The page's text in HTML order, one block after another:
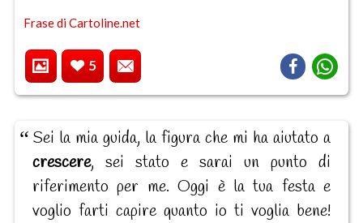
Frase di Cartoline.net
5
Sei la mia guida, la figura che mi ha aiutato a
crescere, sei stato e sarai un punto di
riferimento per me. Oggi è la tua festa e
voglio farti capire quanto io ti voglia bene!